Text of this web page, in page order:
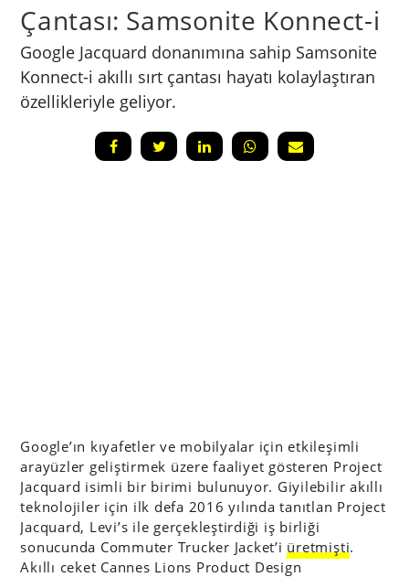
Çantası: Samsonite Konnect-i
Google Jacquard donanımına sahip Samsonite
Konnect-i akıllı sırt çantası hayatı kolaylaştıran
özellikleriyle geliyor.
Google’ın kıyafetler ve mobilyalar için etkileşimli
arayüzler geliştirmek üzere faaliyet gösteren Project
Jacquard isimli bir birimi bulunuyor. Giyilebilir akıllı
teknolojiler için ilk defa 2016 yılında tanıtlan Project
Jacquard, Levi’s ile gerçekleştirdiği iş birliği
sonucunda Commuter Trucker Jacket’i üretmişti.
Akıllı ceket Cannes Lions Product Design